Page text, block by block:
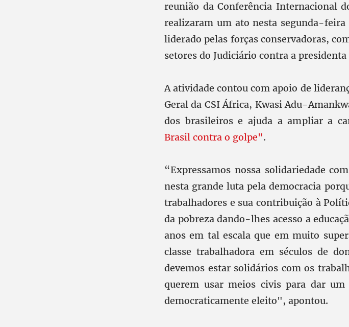
reunião da Conferência Internacional
realizaram um ato nesta segunda-
liderado pelas forças conservadoras,
setores do Judiciário contra a
A atividade contou com apoio de
Geral da CSI África, Kwasi Adu-
dos brasileiros e ajuda a ampliar a
Brasil contra o golpe".
“Expressamos nossa solidariedade
nesta grande luta pela democracia
trabalhadores e sua contribuição à
da pobreza dando-lhes acesso a
anos em tal escala que em muito
classe trabalhadora em séculos de
devemos estar solidários com os
querem usar meios civis para dar
democraticamente eleito", apontou.